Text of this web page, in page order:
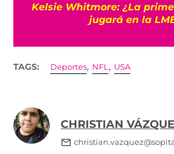
Kelsie Whitmore: ¿La
jugará en la
TAGS: Deportes, NFL, USA
CHRISTIAN